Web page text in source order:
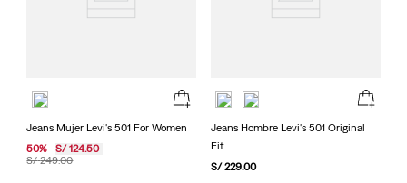
Jeans Mujer Levi's 501 For Women
S/ 249.00
50% S/ 124.50
Jeans Hombre Levi's 501 Original
Fit
S/ 229.00